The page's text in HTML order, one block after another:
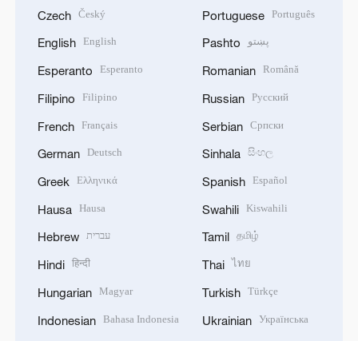
Czech Český
English English
Esperanto Esperanto
Filipino Filipino
French Français
German Deutsch
Greek Ελληνικά
Hausa Hausa
Hebrew עברית
Hindi हिन्दी
Hungarian Magyar
Indonesian Bahasa Indonesia
Portuguese Português
Pashto پښتو
Romanian Română
Russian Русский
Serbian Српски
Sinhala සිංහල
Spanish Español
Swahili Kiswahili
Tamil தமிழ்
Thai ไทย
Turkish Türkçe
Ukrainian Українська